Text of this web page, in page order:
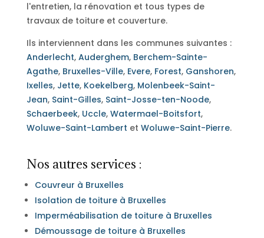
l'entretien, la rénovation et tous types de
travaux de toiture et couverture.
Ils interviennent dans les communes suivantes :
Anderlecht, Auderghem, Berchem-Sainte-
Agathe, Bruxelles-Ville, Evere, Forest, Ganshoren,
Ixelles, Jette, Koekelberg, Molenbeek-Saint-
Jean, Saint-Gilles, Saint-Josse-ten-Noode,
Schaerbeek, Uccle, Watermael-Boitsfort,
Woluwe-Saint-Lambert et Woluwe-Saint-Pierre.
Nos autres services :
Couvreur à Bruxelles
Isolation de toiture à Bruxelles
Imperméabilisation de toiture à Bruxelles
Démoussage de toiture à Bruxelles